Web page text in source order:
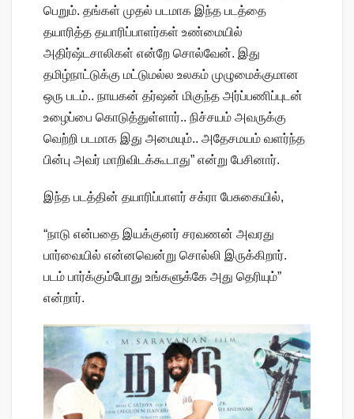
பெறும். தங்கள் முதல் படமாக இந்த படத்தை
தயாரித்த தயாரிப்பாளர்கள் உண்மையில்
அதிர்ஷ்டசாலிகள் என்றே சொல்வேன். இது
தமிழ்நாட்டுக்கு மட்டுமல்ல உலகம் முழுமைக்குமான
ஒரு படம்.. நாயகன் தர்ஷன் மிகுந்த அர்ப்பணிப்புடன்
உழைப்பை கொடுத்துள்ளார்.. நிச்சயம் அவருக்கு
வெற்றி படமாக இது அமையும்.. அதேசமயம் வளர்ந்த
பின்பு அவர் மாறிவிடக்கூடாது” என்று பேசினார்.
இந்த படத்தின் தயாரிப்பாளர் சக்ரா பேசுகையில்,
“நாடு என்பதை இயக்குனர் சரவணன் அவரது
பார்வையில் என்னவென்று சொல்லி இருக்கிறார்.
படம் பார்க்கும்போது உங்களுக்கே அது தெரியும்”
என்றார்.